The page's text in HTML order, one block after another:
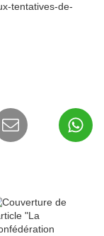
tentatives-de-